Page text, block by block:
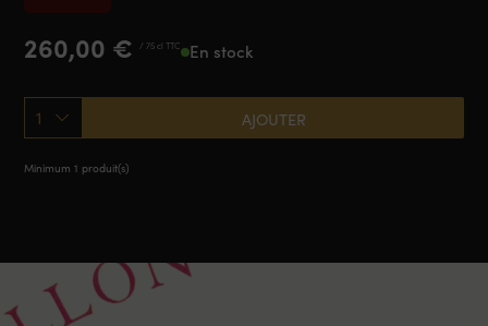
260,00 € / 75 cl TTC En stock
1 AJOUTER
Minimum 1 produit(s)